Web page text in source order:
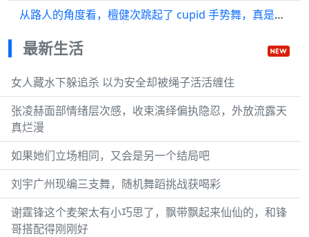
从路人的角度看，檀健次跳起了 cupid 手势舞，真是魅力四射！
最新生活
女人藏水下躲追杀 以为安全却被绳子活活缠住
张凌赫面部情绪层次感，收束演绎偏执隐忍，外放流露天
真烂漫
如果她们立场相同，又会是另一个结局吧
刘宇广州现编三支舞，随机舞蹈挑战获喝彩
谢霆锋这个麦架太有小巧思了，飘带飘起来仙仙的，和锋
哥搭配得刚刚好